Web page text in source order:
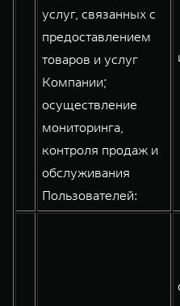
услуг, связанных с
предоставлением
товаров и услуг
Компании;
осуществление
мониторинга,
контроля продаж и
обслуживания
Пользователей: